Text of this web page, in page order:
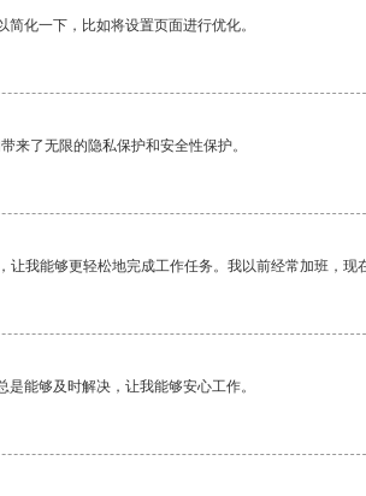
化一下，比如将设置页面进行优化。
来了无限的隐私保护和安全性保护。
我能够更轻松地完成工作任务。我以前经常加班，现
能够及时解决，让我能够安心工作。